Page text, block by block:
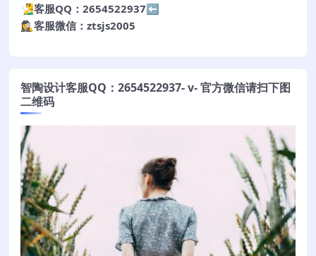
🧏‍♂️客服QQ：2654522937⬅️
🕵️‍♀️客服微信：ztsjs2005
智陶设计客服QQ：2654522937- v- 官方微信请扫下图
二维码